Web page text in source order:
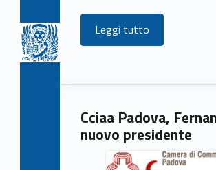
Leggi tutto
Cciaa Padova,
nuovo presidente